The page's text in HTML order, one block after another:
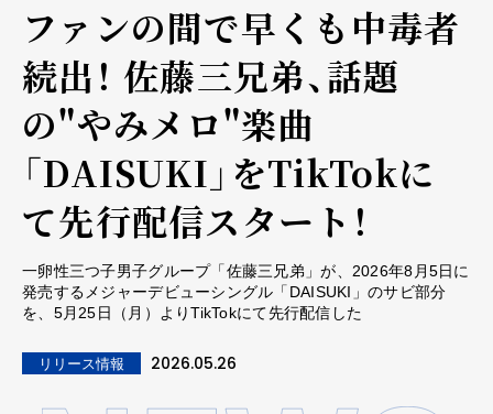
ファンの間で早くも中毒者
続出！ 佐藤三兄弟、話題
の"やみメロ"楽曲
「DAISUKI」をTikTokに
て先行配信スタート！
一卵性三つ子男子グループ「佐藤三兄弟」が、2026年8月5日に
発売するメジャーデビューシングル「DAISUKI」のサビ部分
を、5月25日（月）よりTikTokにて先行配信した
リリース情報 2026.05.26